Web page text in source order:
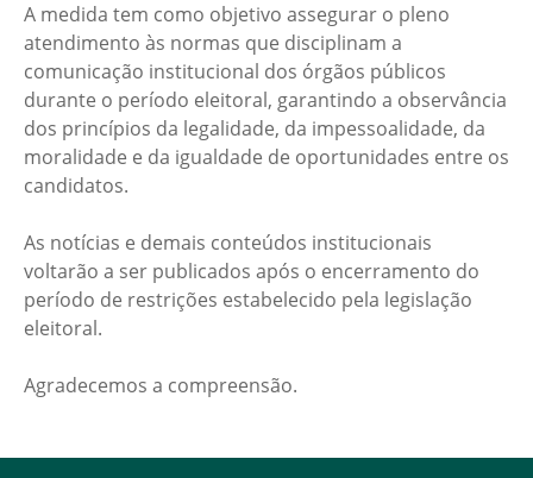
A medida tem como objetivo assegurar o pleno
atendimento às normas que disciplinam a
comunicação institucional dos órgãos públicos
durante o período eleitoral, garantindo a observância
dos princípios da legalidade, da impessoalidade, da
moralidade e da igualdade de oportunidades entre os
candidatos.
As notícias e demais conteúdos institucionais
voltarão a ser publicados após o encerramento do
período de restrições estabelecido pela legislação
eleitoral.
Agradecemos a compreensão.